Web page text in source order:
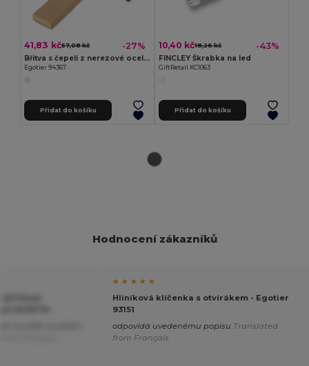
41,83 kč57,08 kč -27%
Břitva s čepelí z nerezové oceli a bambusovou rukojetí
Egotier 94367
Přidat do košíku
10,40 kč18,26 kč -43%
FINCLEY Škrabka na led
GiftRetail KC1063
Přidat do košíku
Hodnocení zákazníků
★ ★ ★ ★ ★
Hliníková klíčenka s otvírákem - Egotier
93151
odpovídá uvedenému popisu Translated
from Français